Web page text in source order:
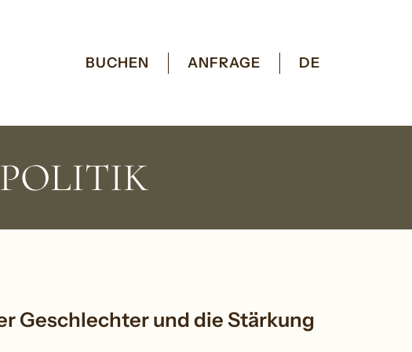
BUCHEN ANFRAGE DE
Geschlechter und die Stärkung